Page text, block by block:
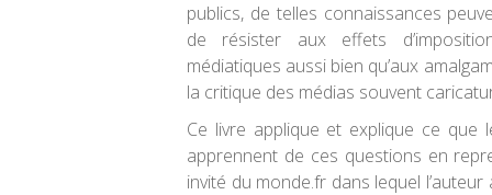
publics, de telles connaissances
de résister aux effets
médiatiques aussi bien qu’aux
la critique des médias souvent
Ce livre applique et explique ce que
apprennent de ces questions en
invité du monde.fr dans lequel l’auteur